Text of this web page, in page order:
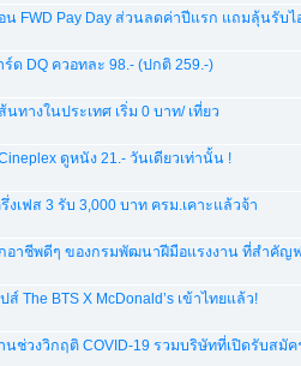
น FWD Pay Day ส่วนลดค่าปีแรก แถมลุ้นรับ
ด DQ ควอทละ 98.- (ปกติ 259.-)
นทางในประเทศ เริ่ม 0 บาท/ เที่ยว
ดูหนัง 21.- วันเดียวเท่านั้น !
เฟส 3 รับ 3,000 บาท ครม.เคาะแล้วจ้า
อาชีพดีๆ ของกรมพัฒนาฝีมือแรงงาน ที่สำคัญ
The BTS X McDonald’s เข้าไทยแล้ว!
ช่วงวิกฤติ COVID-19 รวมบริษัทที่เปิดรับสมัค